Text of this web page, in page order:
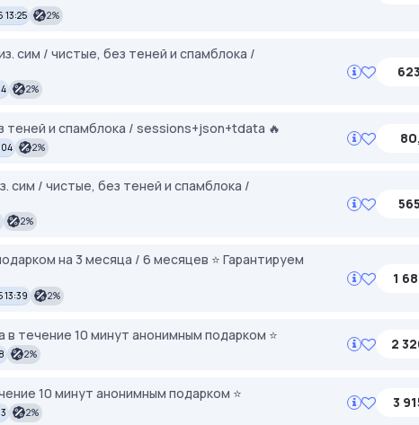
13:25 2%
сим / чистые, без теней и спамблока /
2%
теней и спамблока / sessions+json+tdata 🔥
2%
сим / чистые, без теней и спамблока /
2%
на 3 месяца / 6 месяцев ⭐️ Гарантируем
13:39 2%
1
в течение 10 минут анонимным подарком ⭐️
2%
2
10 минут анонимным подарком ⭐️
2%
3